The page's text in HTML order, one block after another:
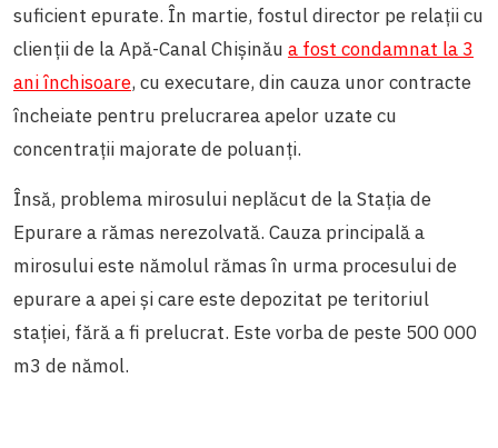
suficient epurate. În martie, fostul director pe relații cu
clienții de la Apă-Canal Chișinău a fost condamnat la 3
ani închisoare, cu executare, din cauza unor contracte
încheiate pentru prelucrarea apelor uzate cu
concentrații majorate de poluanți.
Însă, problema mirosului neplăcut de la Stația de
Epurare a rămas nerezolvată. Cauza principală a
mirosului este nămolul rămas în urma procesului de
epurare a apei și care este depozitat pe teritoriul
stației, fără a fi prelucrat. Este vorba de peste 500 000
m3 de nămol.